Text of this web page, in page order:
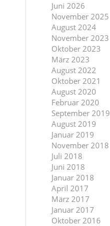
Juni 2026
November 2025
August 2024
November 2023
Oktober 2023
März 2023
August 2022
Oktober 2021
August 2020
Februar 2020
September 2019
August 2019
Januar 2019
November 2018
Juli 2018
Juni 2018
Januar 2018
April 2017
März 2017
Januar 2017
Oktober 2016